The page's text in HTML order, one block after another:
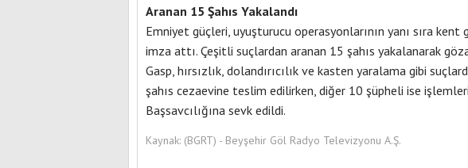
Aranan 15 Şahıs Yakalandı
Emniyet güçleri, uyuşturucu operasyonlarının yanı sıra kent
imza attı. Çeşitli suçlardan aranan 15 şahıs yakalanarak
Gasp, hırsızlık, dolandırıcılık ve kasten yaralama gibi
şahıs cezaevine teslim edilirken, diğer 10 şüpheli ise
Başsavcılığına sevk edildi.
Kaynak: (BGRT) - Beyşehir Göl Radyo Televizyonu A.Ş.